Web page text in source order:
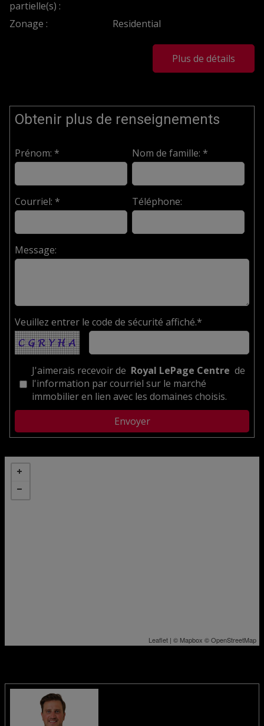
partielle(s) :
Zonage :
Residential
Plus de détails
Obtenir plus de renseignements
Prénom: * Nom de famille: *
Courriel: * Téléphone:
Message:
Veuillez entrer le code de sécurité affiché.*
J'aimerais recevoir de Royal LePage Centre de
l'information par courriel sur le marché
immobilier en lien avec les domaines choisis.
Leaflet | © Mapbox ©OpenStreetMap